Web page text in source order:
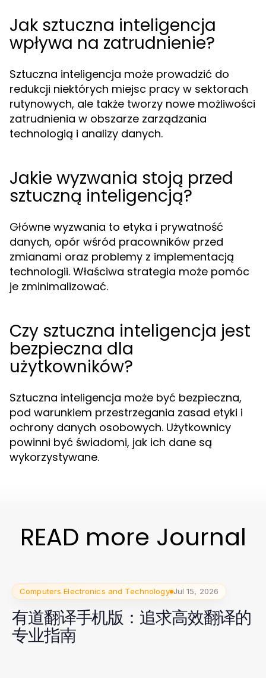
Jak sztuczna inteligencja
wpływa na zatrudnienie?
Sztuczna inteligencja może prowadzić do
redukcji niektórych miejsc pracy w sektorach
rutynowych, ale także tworzy nowe możliwości
zatrudnienia w obszarze zarządzania
technologią i analizy danych.
Jakie wyzwania stoją przed
sztuczną inteligencją?
Główne wyzwania to etyka i prywatność
danych, opór wśród pracowników przed
zmianami oraz problemy z implementacją
technologii. Właściwa strategia może pomóc
je zminimalizować.
Czy sztuczna inteligencja jest
bezpieczna dla
użytkowników?
Sztuczna inteligencja może być bezpieczna,
pod warunkiem przestrzegania zasad etyki i
ochrony danych osobowych. Użytkownicy
powinni być świadomi, jak ich dane są
wykorzystywane.
READ more Journal
Computers Electronics and Technology Jul 15, 2026
有道翻译手机版：追求高效翻译的
专业指南